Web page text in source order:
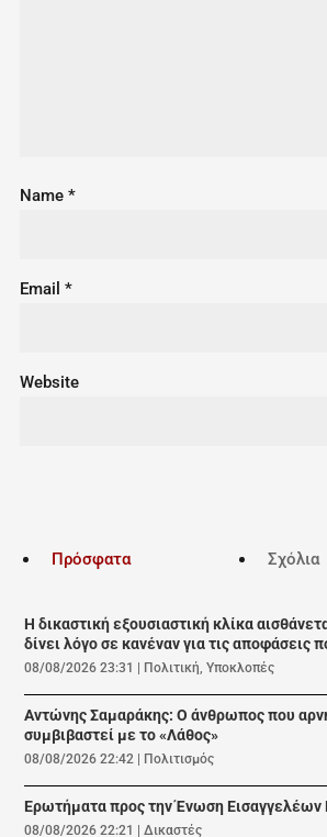
Name *
Email *
Website
Πρόσφατα Σχόλια
Η δικαστική εξουσιαστική κλίκα
δίνει λόγο σε κανέναν για τις αποφάσεις
08/08/2026 23:31 Πολιτική,Υποκλοπές
Αντώνης Σαμαράκης: Ο άνθρωπος που
συμβιβαστεί με το «Λάθος»
08/08/2026 22:42 Πολιτισμός
Ερωτήματα προς την Ένωση Εισαγγελέων
08/08/2026 22:21 |Δικαστές